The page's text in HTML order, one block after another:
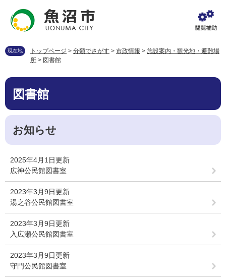
先
す
を
し
へ
現在地 トップページ > 分類でさがす > 市政情報 > 施設案内・観光地・避難場
所 > 図書館
本
図書館
お知らせ
2025年4月1日更新
広神公民館図書室
2023年3月9日更新
湯之谷公民館図書室
2023年3月9日更新
入広瀬公民館図書室
2023年3月9日更新
守門公民館図書室